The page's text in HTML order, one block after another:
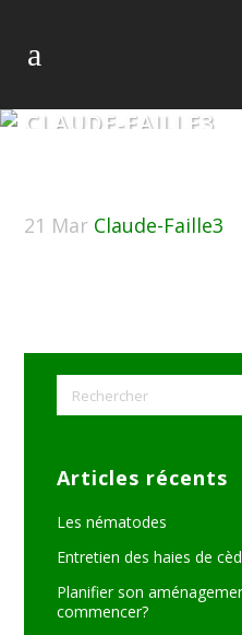
CLAUDE-FAILLE3
21 Mar Claude-Faille3
Articles récents
Les nématodes
Entretien des haies de
Planifier son
commencer?